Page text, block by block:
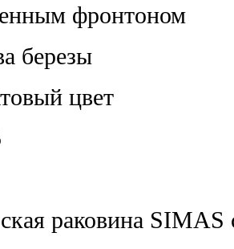
фронтоном
березы
цвет
раковина SIMAS